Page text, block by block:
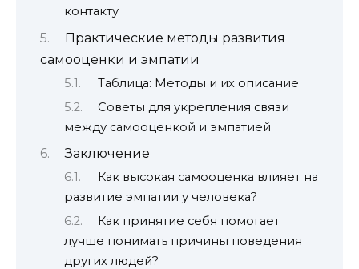
контакту
Практические методы развития
самооценки и эмпатии
Таблица: Методы и их описание
Советы для укрепления связи
между самооценкой и эмпатией
Заключение
Как высокая самооценка влияет на
развитие эмпатии у человека?
Как принятие себя помогает
лучше понимать причины поведения
других людей?